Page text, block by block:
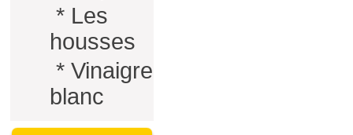
* Les
housses
* Vinaigre
blanc